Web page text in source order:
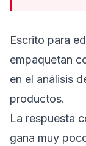
Escrito para
empaquetan
en el análisis
productos.
La respuesta
gana muy